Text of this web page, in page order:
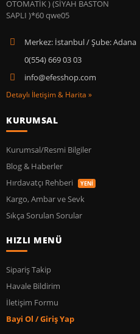
Merkez: İstanbul / Şube: Adana
0(554) 669 03 03
info@efesshop.com
Detaylı İletişim & Harita »
KURUMSAL
Kurumsal/Resmi Bilgiler
Blog & Haberler
Hırdavatçı Rehberi
YENİ
Kargo, Ambar ve Sevk
Sıkça Sorulan Sorular
HIZLI MENÜ
Sipariş Takip
Havale Bildirim
İletişim Formu
Bayi Ol / Giriş Yap